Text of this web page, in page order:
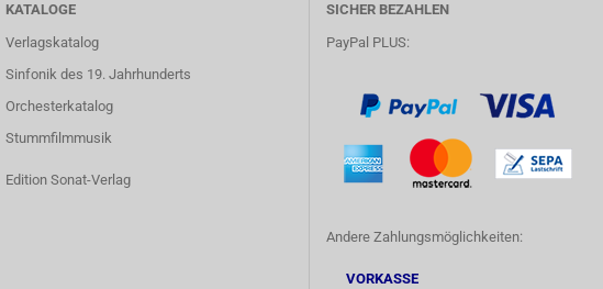
KATALOGE
Verlagskatalog
Sinfonik des 19. Jahrhunderts
Orchesterkatalog
Stummfilmmusik
Edition Sonat-Verlag
SICHER BEZAHLEN
PayPal PLUS:
Andere Zahlungsmöglichkeiten:
VORKASSE